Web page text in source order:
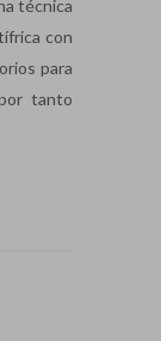
técnica
con
para
tanto